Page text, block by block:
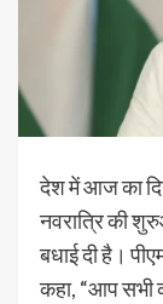
देश में आज का
नवरात्रि की
बधाई दी है।
कहा, “आप सभी